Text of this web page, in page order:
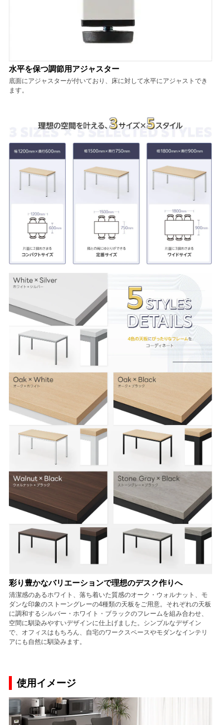
水平を保つ調節用アジャスター
底面にアジャスターが付いており、床に対して水平にアジャストでき
ます。
彩り豊かなバリエーションで理想のデスク作りへ
清潔感のあるホワイト、落ち着いた質感のオーク・ウォルナット、モ
ダンな印象のストーングレーの4種類の天板をご用意。それぞれの天板
に調和するシルバー・ホワイト・ブラックのフレームを組み合わせ、
空間に馴染みやすいデザインに仕上げました。シンプルなデザイン
で、オフィスはもちろん、自宅のワークスペースやモダンなインテリ
アにも自然に馴染みます。
使用イメージ